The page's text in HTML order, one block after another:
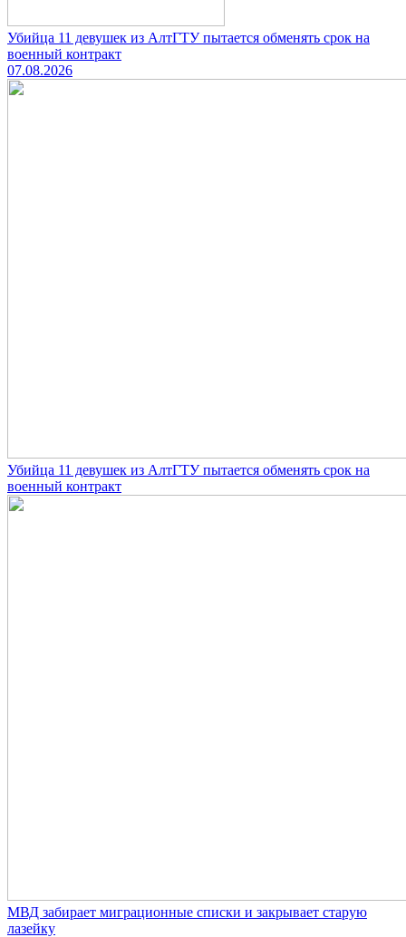
Убийца 11 девушек из АлтГТУ пытается обменять срок на
военный контракт
07.08.2026
Убийца 11 девушек из АлтГТУ пытается обменять срок на
военный контракт
МВД забирает миграционные списки и закрывает старую
лазейку